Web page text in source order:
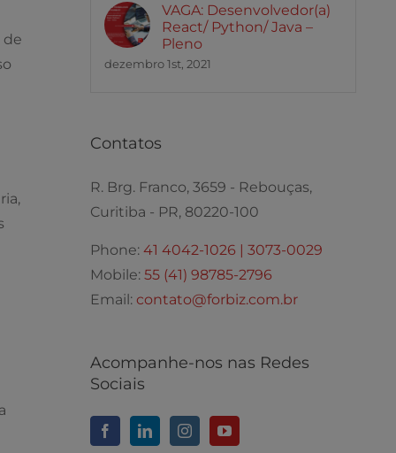
de
VAGA: Desenvolvedor(a)
React/ Python/ Java –
Pleno
dezembro 1st, 2021
Contatos
R. Brg. Franco, 3659 - Rebouças,
Curitiba - PR, 80220-100
Phone:41 4042-1026 | 3073-0029
Mobile:55 (41) 98785-2796
Email: contato@forbiz.com.br
Acompanhe-nos nas Redes
Sociais